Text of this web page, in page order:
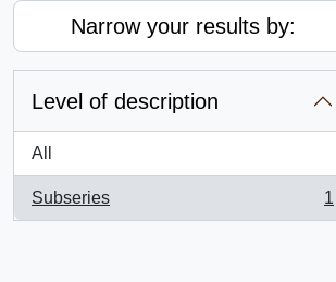
Narrow your results by:
Level of description
All
Subseries
, 1 results
1